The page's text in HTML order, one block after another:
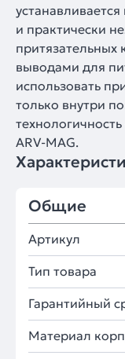
и практически
притязательных
выводами для
использовать
только внутри
ARV-MAG.
Общие
Артикул
Тип товара
Гарантийный
Материал